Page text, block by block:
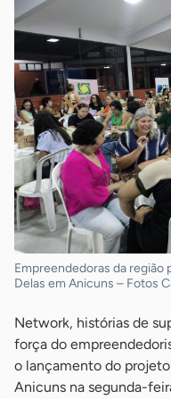
Empreendedoras da região
Delas em Anicuns – Fotos
Network, histórias de
força do
o lançamento do
Anicuns na segunda-